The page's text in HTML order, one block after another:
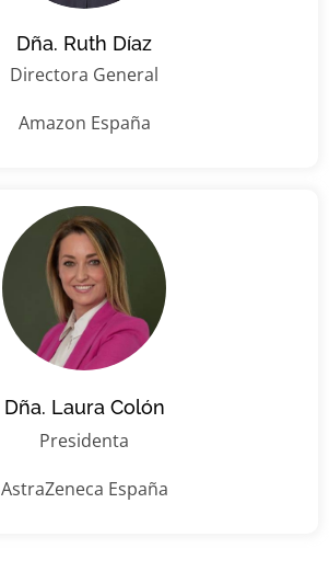
Dña. Ruth Díaz
Directora General
Amazon España
Dña. Laura Colón
Presidenta
AstraZeneca España